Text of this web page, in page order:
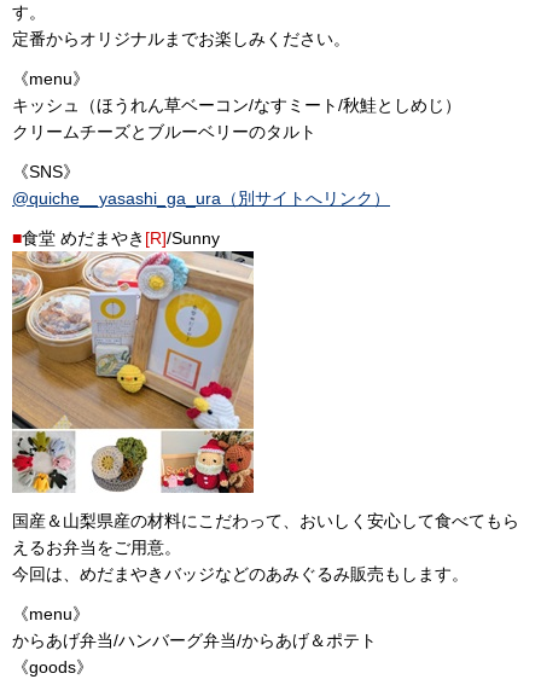
す。
定番からオリジナルまでお楽しみください。
《menu》
キッシュ（ほうれん草ベーコン/なすミート/秋鮭としめじ）
クリームチーズとブルーベリーのタルト
《SNS》
@quiche__yasashi_ga_ura（別サイトへリンク）
■食堂 めだまやき [R]/Sunny
国産＆山梨県産の材料にこだわって、おいしく安心して食べてもら
えるお弁当をご用意。
今回は、めだまやきバッジなどのあみぐるみ販売もします。
《menu》
からあげ弁当/ハンバーグ弁当/からあげ＆ポテト
《goods》